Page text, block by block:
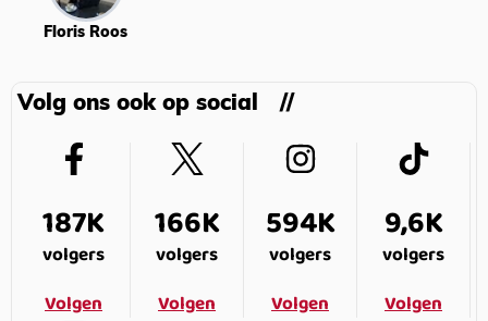
Floris Roos
Volg ons ook op social
187K
volgers
Volgen
166K
volgers
Volgen
594K
volgers
Volgen
9,6K
volgers
Volgen